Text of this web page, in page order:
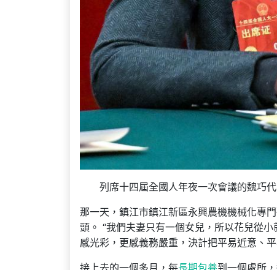
列席十四屆全國人年夜一次會議的魏巧代
那一天，鎮江市鎮江新區永興農機機械化專
頭。 “我們夫妻只有一個女兒，所以花兒從
感光彩，更感義務嚴重，決計把平易近意、
接上去的一個多月，每長期包養到一個處所